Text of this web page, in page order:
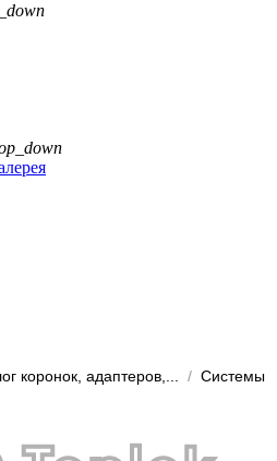
коронок, адаптеров,... /